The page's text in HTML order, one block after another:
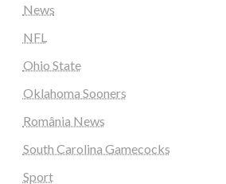
News
NFL
Ohio State
Oklahoma Sooners
România News
South Carolina Gamecocks
Sport